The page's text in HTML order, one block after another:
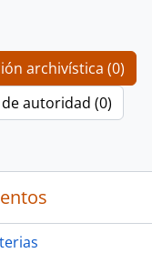
archivística (0)
autoridad (0)